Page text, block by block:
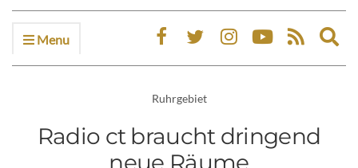
Menu
Ruhrgebiet
Radio ct braucht dringend